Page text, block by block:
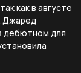
как в августе
Джаред
дебютном для